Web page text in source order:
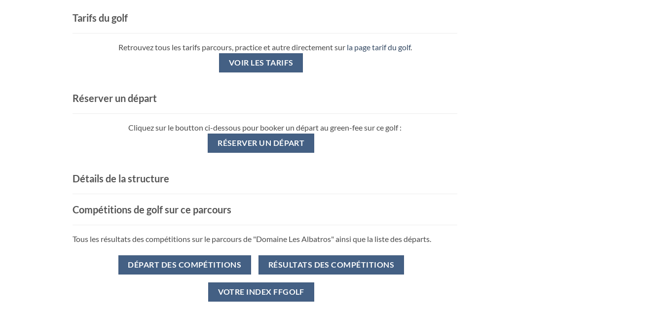
Tarifs du golf
Retrouvez tous les tarifs parcours, practice et autre directement sur la page tarif du golf.
VOIR LES TARIFS
Réserver un départ
Cliquez sur le boutton ci-dessous pour booker un départ au green-fee sur ce golf :
RÉSERVER UN DÉPART
Détails de la structure
Compétitions de golf sur ce parcours
Tous les résultats des compétitions sur le parcours de "Domaine Les Albatros" ainsi que la liste des départs.
DÉPART DES COMPÉTITIONS RÉSULTATS DES COMPÉTITIONS
VOTRE INDEX FFGOLF